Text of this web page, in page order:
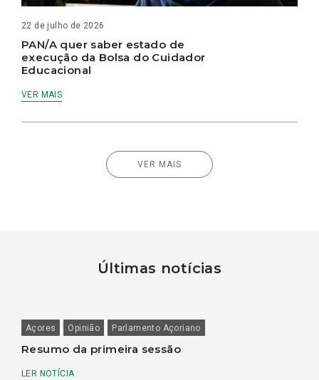
22 de julho de 2026
PAN/A quer saber estado de
execução da Bolsa do Cuidador
Educacional
VER MAIS
VER MAIS
Últimas notícias
Açores Opinião Parlamento Açoriano
Resumo da primeira sessão
LER NOTÍCIA